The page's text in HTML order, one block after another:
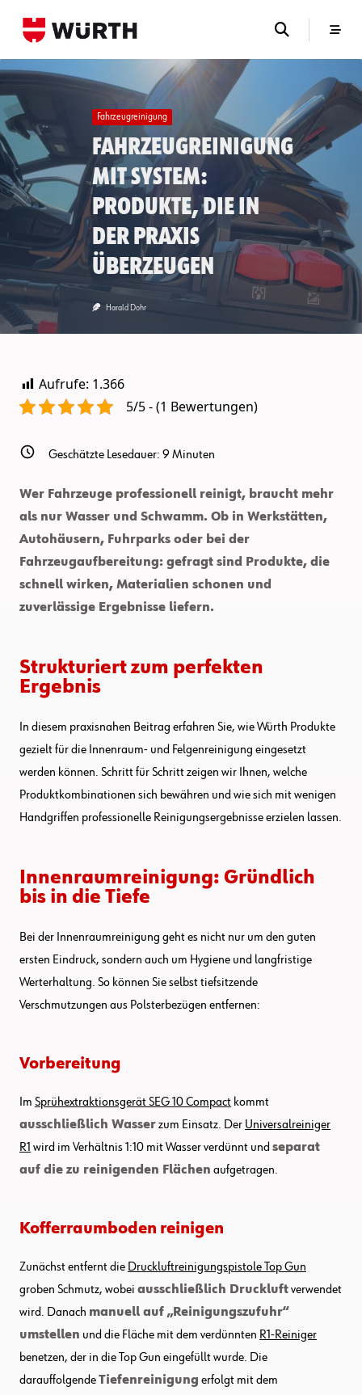
Fahrzeugreinigung
Fahrzeugreinigung
mit System:
Produkte, die in
der Praxis
überzeugen
Harald Dohr
Aufrufe: 1.366
5/5 - (1 Bewertungen)
Geschätzte Lesedauer: 9Minuten
Wer Fahrzeuge professionell reinigt, braucht mehr
als nur Wasser und Schwamm. Ob in Werkstätten,
Autohäusern, Fuhrparks oder bei der
Fahrzeugaufbereitung: gefragt sind Produkte, die
schnell wirken, Materialien schonen und
zuverlässige Ergebnisse liefern.
Strukturiert zum perfekten
Ergebnis
In diesem praxisnahen Beitrag erfahren Sie, wie Würth Produkte
gezielt für die Innenraum- und Felgenreinigung eingesetzt
werden können. Schritt für Schritt zeigen wir Ihnen, welche
Produktkombinationen sich bewähren und wie sich mit wenigen
Handgriffen professionelle Reinigungsergebnisse erzielen lassen.
Innenraumreinigung: Gründlich
bis in die Tiefe
Bei der Innenraumreinigung geht es nicht nur um den guten
ersten Eindruck, sondern auch um Hygiene und langfristige
Werterhaltung. So können Sie selbst tiefsitzende
Verschmutzungen aus Polsterbezügen entfernen:
Vorbereitung
Im Sprühextraktionsgerät SEG 10 Compact kommt
ausschließlich Wasserzum Einsatz. Der Universalreiniger
R1 wird im Verhältnis 1:10 mit Wasser verdünnt und separat
auf die zu reinigenden Flächen aufgetragen.
Kofferraumboden reinigen
Zunächst entfernt die Druckluftreinigungspistole Top Gun
groben Schmutz, wobei ausschließlich Druckluftverwendet
wird. Danach manuell auf „Reinigungszufuhr“
umstellen und die Fläche mit dem verdünnten R1-Reiniger
benetzen, der in die Top Gun eingefüllt wurde. Die
darauffolgendeTiefenreinigung erfolgt mit dem